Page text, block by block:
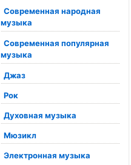
Современная народная
музыка
Современная популярная
музыка
Джаз
Рок
Духовная музыка
Мюзикл
Электронная музыка